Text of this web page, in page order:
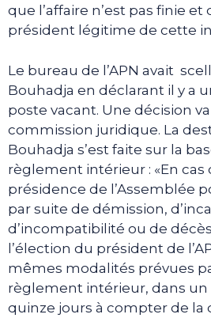
que l’affaire n’est pas finie et
président légitime de cette
Le bureau de l’APN avait
Bouhadja en déclarant il y a
poste vacant. Une décision
commission juridique. La
Bouhadja s’est faite sur la
règlement intérieur : «En cas
présidence de l’Assemblée
par suite de démission,
d’incompatibilité ou de
l’élection du président de
mêmes modalités prévues
règlement intérieur, dans
quinze jours à compter de la